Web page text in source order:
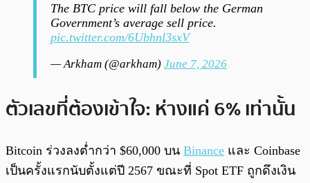
The BTC price will fall below the German
Government’s average sell price.
pic.twitter.com/6Ubhnl3sxV
— Arkham (@arkham) June 7, 2026
ตัวเลขที่ต้องเข้าใจ: ห่างแค่ 6% เท่านั้น
Bitcoin ร่วงลงต่ำกว่า $60,000 บน Binance และ Coinbase
เป็นครั้งแรกนับตั้งแต่ปี 2567 ขณะที่ Spot ETF ถูกดึงเงิน